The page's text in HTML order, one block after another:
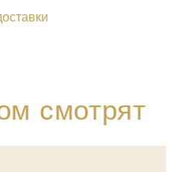
смотрят